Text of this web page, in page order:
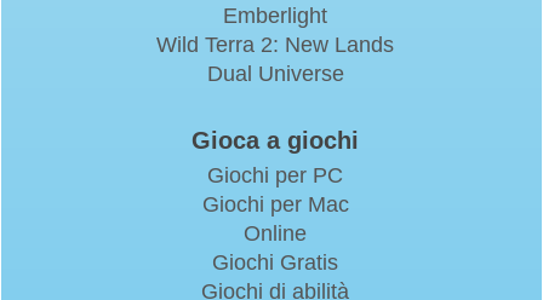
Emberlight
Wild Terra 2: New Lands
Dual Universe
Gioca a giochi
Giochi per PC
Giochi per Mac
Online
Giochi Gratis
Giochi di abilità